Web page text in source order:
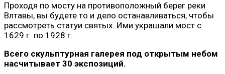
Проходя по мосту на противоположный берег реки
Влтавы, вы будете то и дело останавливаться, чтобы
рассмотреть статуи святых. Ими украшали мост с
1629 г. по 1928 г.
Всего скульптурная галерея под открытым небом
насчитывает 30 экспозиций.